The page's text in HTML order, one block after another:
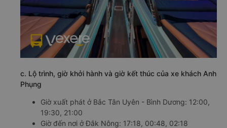
c. Lộ trình, giờ khởi hành và giờ kết thúc của xe khách Anh
Phụng
Giờ xuất phát ở Bắc Tân Uyên - Bình Dương: 12:00,
19:30, 21:00
Giờ đến nơi ở Đắk Nông: 17:18, 00:48, 02:18